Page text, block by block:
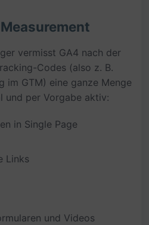
vermisst GA4 nach der
Codes (also z. B.
im GTM) eine ganze Menge
und per Vorgabe aktiv:
in Single Page
Links
und Videos